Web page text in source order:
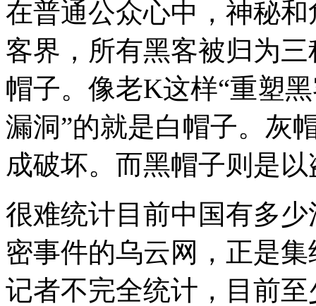
在普通公众心中，神秘
客界，所有黑客被归为
帽子。像老K这样“重塑
漏洞”的就是白帽子。灰
成破坏。而黑帽子则是
很难统计目前中国有多
密事件的乌云网，正是
记者不完全统计，目前